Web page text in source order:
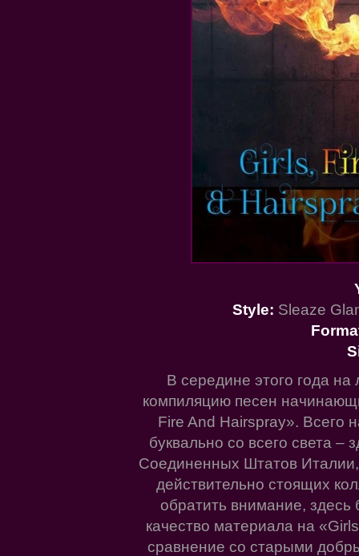
Style: Sleaze
В середине этого года
компиляцию песен
Fire And Hairspray». Всего
буквально со всего света –
Соединенных Штатов
действительно стоящих
обратить внимание, здесь
качество материала на
сравнение со старыми